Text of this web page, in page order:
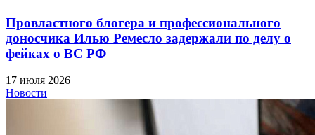
Провластного блогера и профессионального
доносчика Илью Ремесло задержали по делу о
фейках о ВС РФ
17 июля 2026
Новости